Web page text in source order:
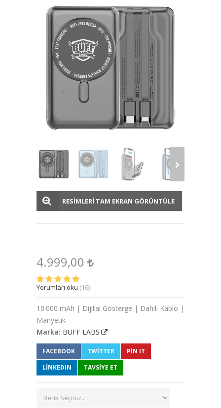
RESİMLERİ TAM EKRAN GÖRÜNTÜLE
4.999,00
Yorumları oku (16)
10.000 mAh | Dijital Gösterge | Dahili Kablo |
Manyetik
Marka: BUFF LABS
FACEBOOK TWITTER
PIN IT
LINKEDIN
TAVSİYE ET